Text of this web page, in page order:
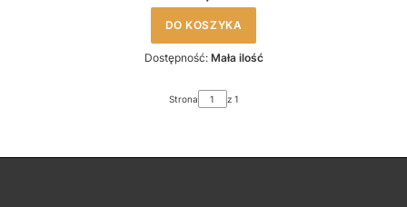
DO KOSZYKA
Dostępność: Mała ilość
Strona z 1